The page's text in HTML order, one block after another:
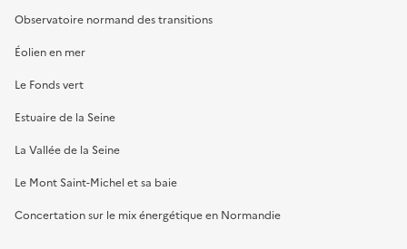
Observatoire normand des transitions
Éolien en mer
Le Fonds vert
Estuaire de la Seine
La Vallée de la Seine
Le Mont Saint-Michel et sa baie
Concertation sur le mix énergétique en Normandie